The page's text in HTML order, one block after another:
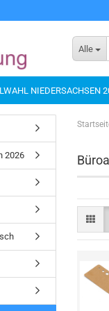
Alle
NIEDERSACHSEN
DIES UND DAS...
2026